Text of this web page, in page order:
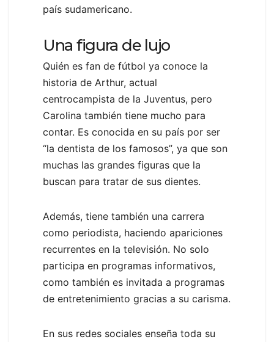
país sudamericano.
Una figura de lujo
Quién es fan de fútbol ya conoce la
historia de Arthur, actual
centrocampista de la Juventus, pero
Carolina también tiene mucho para
contar. Es conocida en su país por ser
“la dentista de los famosos”, ya que son
muchas las grandes figuras que la
buscan para tratar de sus dientes.
Además, tiene también una carrera
como periodista, haciendo apariciones
recurrentes en la televisión. No solo
participa en programas informativos,
como también es invitada a programas
de entretenimiento gracias a su carisma.
En sus redes sociales enseña toda su